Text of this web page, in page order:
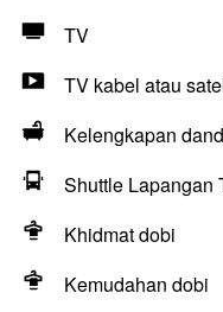
TV
TV kabel atau
Kelengkapan
Shuttle Lapangan
Khidmat dobi
Kemudahan dobi